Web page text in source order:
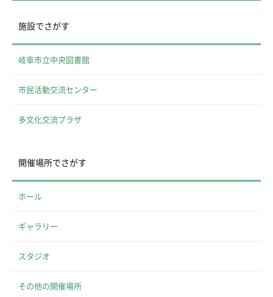
施設でさがす
岐阜市立中央図書館
市民活動交流センター
多文化交流プラザ
開催場所でさがす
ホール
ギャラリー
スタジオ
その他の開催場所